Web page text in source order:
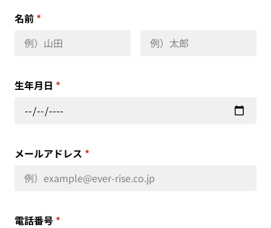
名前 *
生年月日 *
メールアドレス *
電話番号 *